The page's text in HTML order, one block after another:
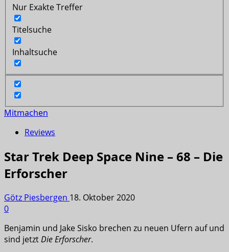
Nur Exakte Treffer
Titelsuche
Inhaltsuche
Mitmachen
Reviews
Star Trek Deep Space Nine – 68 – Die
Erforscher
Götz Piesbergen 18. Oktober 2020
0
Benjamin und Jake Sisko brechen zu neuen Ufern auf und
sind jetztDie Erforscher.